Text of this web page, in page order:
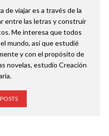
de viajar es a través de la
entre las letras y construir
Me interesa que todos
mundo, así que estudié
y con el propósito de
novelas, estudio Creación